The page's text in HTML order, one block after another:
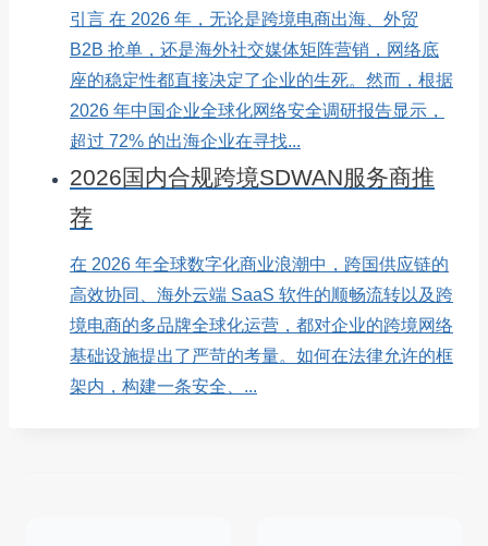
引言 在 2026 年，无论是跨境电商出海、外贸
B2B 抢单，还是海外社交媒体矩阵营销，网络底
座的稳定性都直接决定了企业的生死。然而，根据
2026 年中国企业全球化网络安全调研报告显示，
超过 72% 的出海企业在寻找...
2026国内合规跨境SDWAN服务商推
荐
在 2026 年全球数字化商业浪潮中，跨国供应链的
高效协同、海外云端 SaaS 软件的顺畅流转以及跨
境电商的多品牌全球化运营，都对企业的跨境网络
基础设施提出了严苛的考量。如何在法律允许的框
架内，构建一条安全、...